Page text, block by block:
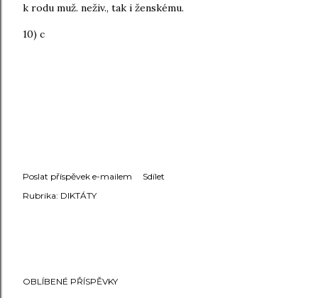
k rodu muž. neživ., tak i ženskému.
10) c
Poslat příspěvek e-mailem
Sdílet
Rubrika: DIKTÁTY
OBLÍBENÉ PŘÍSPĚVKY